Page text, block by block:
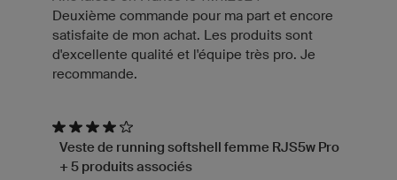
Deuxième commande pour ma part et encore
satisfaite de mon achat. Les produits sont
d'excellente qualité et l'équipe très pro. Je
recommande.
Veste de running softshell femme RJS5w Pro
+ 5 produits associés